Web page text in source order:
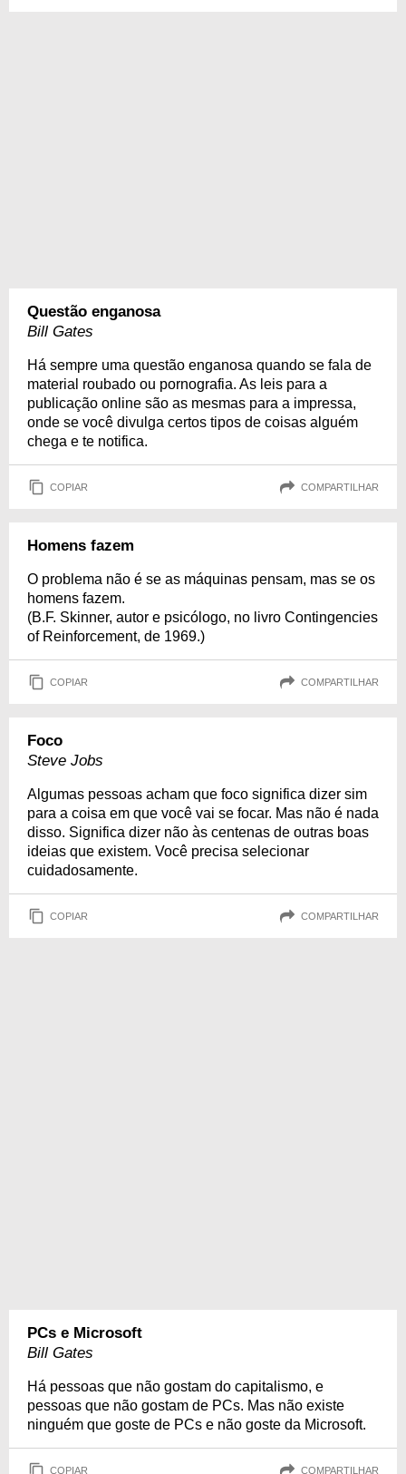
Questão enganosa
Bill Gates
Há sempre uma questão enganosa quando se fala de
material roubado ou pornografia. As leis para a
publicação online são as mesmas para a impressa,
onde se você divulga certos tipos de coisas alguém
chega e te notifica.
COPIAR COMPARTILHAR
Homens fazem
O problema não é se as máquinas pensam, mas se os
homens fazem.
(B.F. Skinner, autor e psicólogo, no livro Contingencies
of Reinforcement, de 1969.)
COPIAR COMPARTILHAR
Foco
Steve Jobs
Algumas pessoas acham que foco significa dizer sim
para a coisa em que você vai se focar. Mas não é nada
disso. Significa dizer não às centenas de outras boas
ideias que existem. Você precisa selecionar
cuidadosamente.
COPIAR COMPARTILHAR
PCs e Microsoft
Bill Gates
Há pessoas que não gostam do capitalismo, e
pessoas que não gostam de PCs. Mas não existe
ninguém que goste de PCs e não goste da Microsoft.
COPIAR COMPARTILHAR